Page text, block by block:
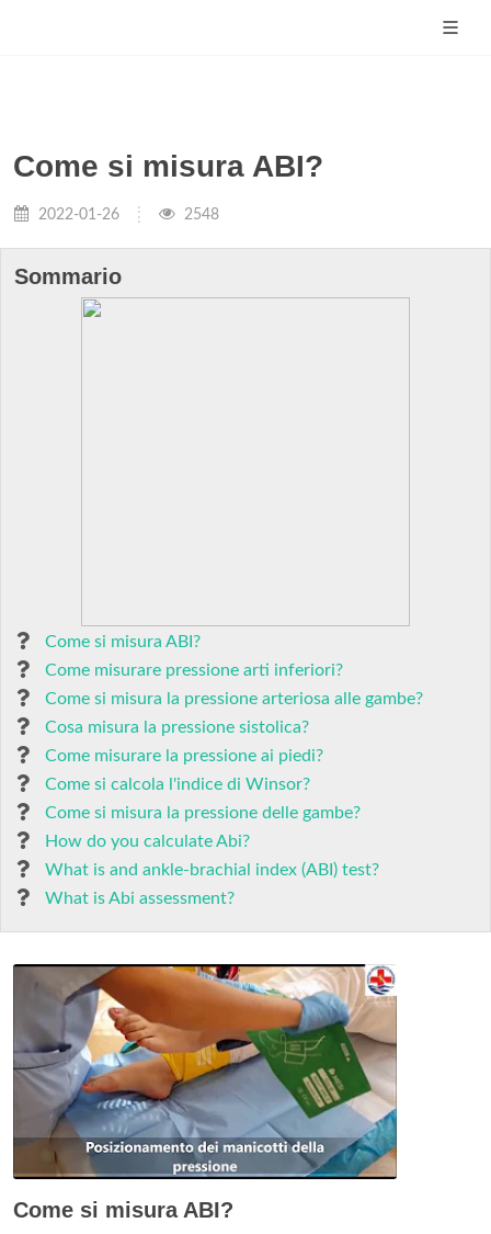
Come si misura ABI?
2022-01-26 2548
Sommario
Come si misura ABI?
Come misurare pressione arti inferiori?
Come si misura la pressione arteriosa alle gambe?
Cosa misura la pressione sistolica?
Come misurare la pressione ai piedi?
Come si calcola l'indice di Winsor?
Come si misura la pressione delle gambe?
How do you calculate Abi?
What is and ankle-brachial index (ABI) test?
What is Abi assessment?
Come si misura ABI?